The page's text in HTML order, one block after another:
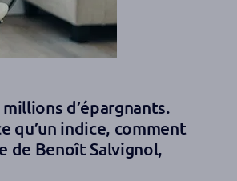
d’épargnants.
qu’un indice, comment
de Benoît Salvignol,